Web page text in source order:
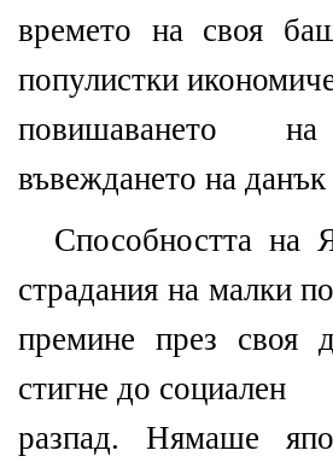
времето на своя
популистки
повишаването на
въвеждането на
Способността на
страдания на малки
премине през своя
стигне до социален
разпад. Нямаше